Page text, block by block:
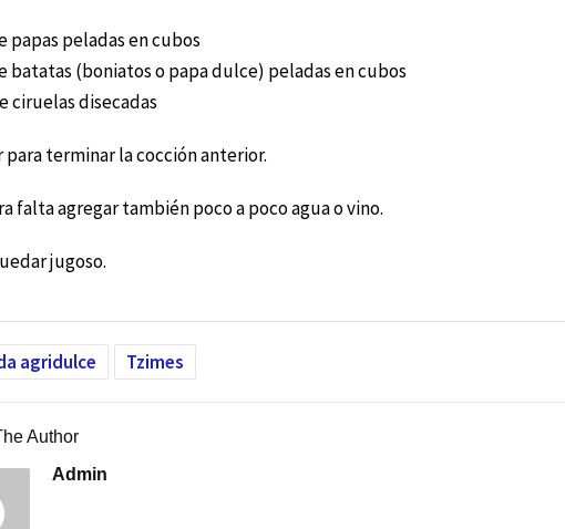
papas peladas en cubos
batatas (boniatos o papa dulce) peladas en cubos
ciruelas disecadas
para terminar la cocción anterior.
falta agregar también poco a poco agua o vino.
jugoso.
agridulce Tzimes
Author
Admin